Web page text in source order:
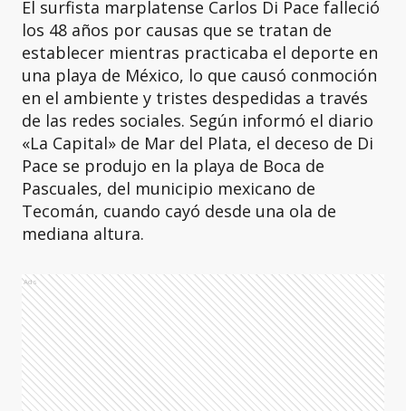
El surfista marplatense Carlos Di Pace falleció
los 48 años por causas que se tratan de
establecer mientras practicaba el deporte en
una playa de México, lo que causó conmoción
en el ambiente y tristes despedidas a través
de las redes sociales. Según informó el diario
«La Capital» de Mar del Plata, el deceso de Di
Pace se produjo en la playa de Boca de
Pascuales, del municipio mexicano de
Tecomán, cuando cayó desde una ola de
mediana altura.
Ads